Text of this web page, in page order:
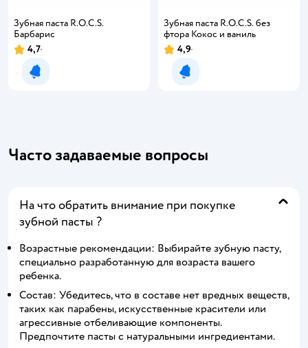
Зубная паста R.O.C.S.
Барбарис
4,7
Уведомить о появлении
Зубная паста R.O.C.S. без
фтора Кокос и ваниль
4,9
Уведомить о появлении
Часто задаваемые вопросы
На что обратить внимание при покупке
зубной пасты ?
Возрастные рекомендации: Выбирайте зубную пасту,
специально разработанную для возраста вашего
ребенка.
Состав: Убедитесь, что в составе нет вредных веществ,
таких как парабены, искусственные красители или
агрессивные отбеливающие компоненты.
Предпочтите пасты с натуральными ингредиентами.